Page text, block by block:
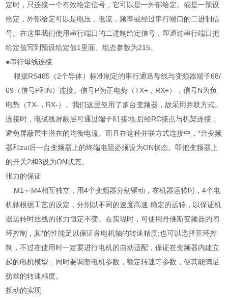
定时，只连接一个有效给定信号，它可以是一外部给定。或是一预设
给定，外部给定可以是电压，电流，频率或经过串行端口的二进制信
号。在这里我们使用串行端口的二进制给定信号，即通过串行端口把
给定值写到预设给定值1里面。组态参数为215。
●串行母线连接
根据RS485（2个导体）标准制定的串行通迅母线与变频器端子68/
69（信号P和N）连接。信号P为正电势（TX+，RX+），信号N为负
电势（TX-，RX-）。我们这里使用了多台变频器，故采用并联方式。
连接时，电缆线屏蔽层可通过端子61接地;后经RC接点与机架连接，
避免屏蔽层中潜在的均衡电流。而且在这种并联方式连接中，*台变频
器和zui后一台变频器上的终端电阻必须设为ON状态。即把变频器上
的开关2和3设为ON状态。
张力的保证
M1～M4相互独立，用4个变频器分别驱动，在机器运转时，4个电
机轴根据工艺的设定，分别以不同的速度高速.稳定的运转，以保证机
器运转时丝线的张力恒定不变。在实现时，可使用丹佛斯变频器的闭
环控制，其*的性能足以保证各电机轴的转速精度;也可以选择开环控
制，不过在使用时一定要进行电机的自动适配，保证在变频器内建立
起的电机模型，同时要调整电机参数，额定转速等参数，使其能满足
纺丝的转速精度。
扰动的实现